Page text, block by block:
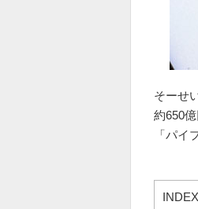
そーせ
約650
「パイ
INDEX